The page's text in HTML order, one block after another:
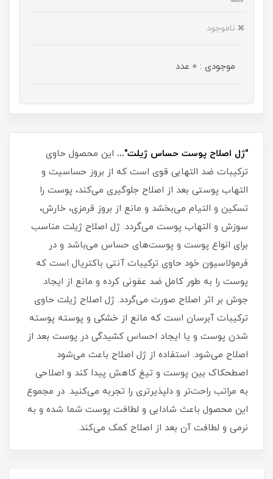
ناموجود
موجودی : 0 عدد
"ژل اصلاح پوست حساس ژیلت"... این محصول حاوی
ترکیبات ضد التهابی قوی است که از بروز حساسیت و
التهاب پوستی بعد از اصلاح جلوگیری می‌کند، پوست را
تسکین و التیام می‌بخشد و مانع از بروز قرمزی، خارش،
سوزش و التهاب پوست می‌گردد. ژل اصلاح ژیلت مناسب
برای انواع پوست و پوست‌های حساس می‌باشد و در
فرمولاسیون خود حاوی ترکیبات آنتی باکتریال است که
پوست را به طور کامل ضد عفونی کرده و مانع از ایجاد
جوش بر اثر اصلاح صورت می‌گردد. ژل اصلاح ژیلت حاوی
ترکیبات آبرسان است که مانع از خشکی و پوسته پوسته
شدن پوست و یا ایجاد احساس کشیدگی در پوست بعد از
اصلاح می‌شود. استفاده از ژل اصلاح باعث می‌شود
اصطحکاک بین پوست و تیغ کاهش پیدا کند و اصلاحی
به مراتب راحت‌تر و دلپذیر‌تری را تجربه می‌کنید. در مجموع
این محصول باعث شادابی و لطافت پوست شما شده و به
نرمی و لطافت آن بعد از اصلاح کمک می‌کند.